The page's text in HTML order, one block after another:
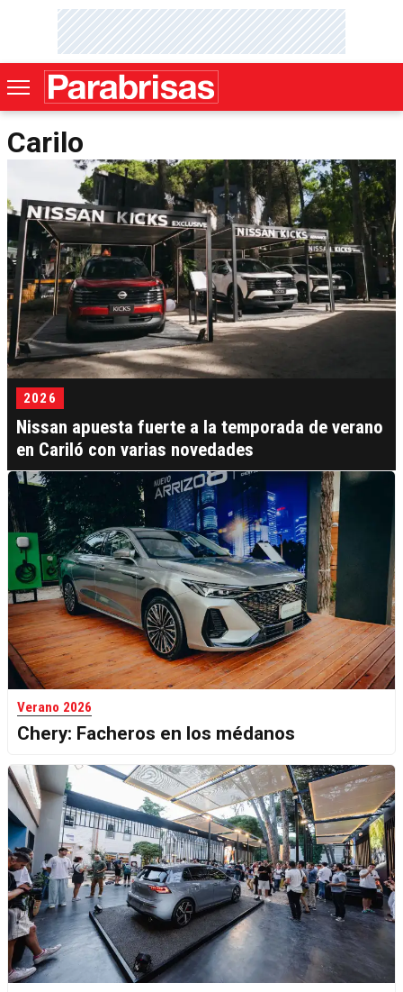
Carilo
2026
Nissan apuesta fuerte a la temporada de verano
en Cariló con varias novedades
Verano 2026
Chery: Facheros en los médanos